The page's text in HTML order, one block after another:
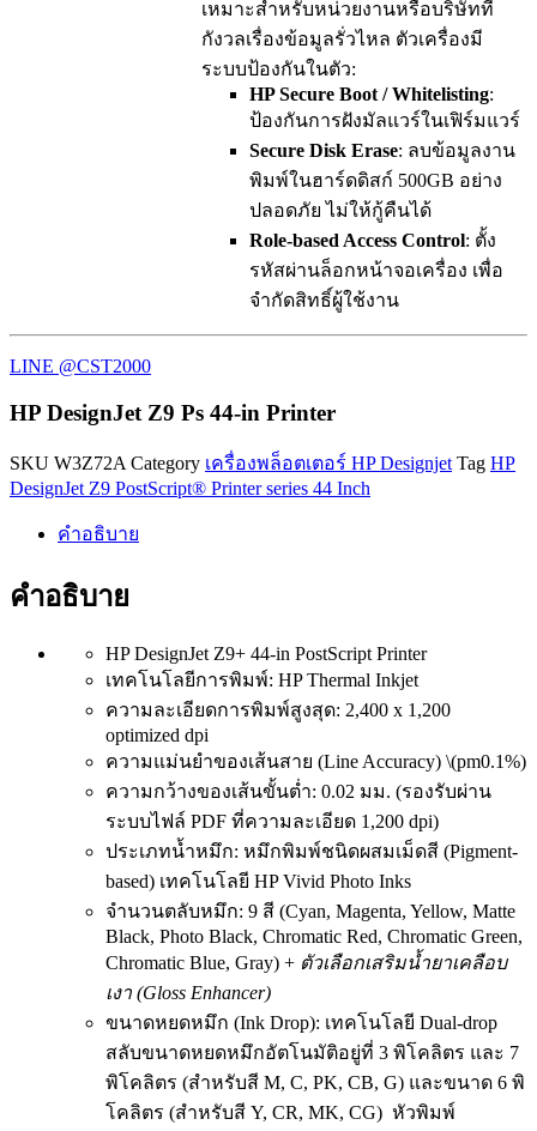
เหมาะสำหรับหน่วยงานหรือบริษัทที่
กังวลเรื่องข้อมูลรั่วไหล ตัวเครื่องมี
ระบบป้องกันในตัว:
HP Secure Boot / Whitelisting:
ป้องกันการฝังมัลแวร์ในเฟิร์มแวร์
Secure Disk Erase: ลบข้อมูลงาน
พิมพ์ในฮาร์ดดิสก์ 500GB อย่าง
ปลอดภัย ไม่ให้กู้คืนได้
Role-based Access Control: ตั้ง
รหัสผ่านล็อกหน้าจอเครื่อง เพื่อ
จำกัดสิทธิ์ผู้ใช้งาน
LINE @CST2000
HP DesignJet Z9 Ps 44-in Printer
SKU W3Z72A Category เครื่องพล็อตเตอร์ HP Designjet Tag HP
DesignJet Z9 PostScript® Printer series 44 Inch
คำอธิบาย
คำอธิบาย
HP DesignJet Z9+ 44-in PostScript Printer
เทคโนโลยีการพิมพ์: HP Thermal Inkjet
ความละเอียดการพิมพ์สูงสุด: 2,400 x 1,200
optimized dpi
ความแม่นยำของเส้นสาย (Line Accuracy) \(pm0.1%)
ความกว้างของเส้นขั้นต่ำ: 0.02 มม. (รองรับผ่าน
ระบบไฟล์ PDF ที่ความละเอียด 1,200 dpi)
ประเภทน้ำหมึก: หมึกพิมพ์ชนิดผสมเม็ดสี (Pigment-
based) เทคโนโลยี HP Vivid Photo Inks
จำนวนตลับหมึก: 9 สี (Cyan, Magenta, Yellow, Matte
Black, Photo Black, Chromatic Red, Chromatic Green,
Chromatic Blue, Gray) + ตัวเลือกเสริมน้ำยาเคลือบ
เงา (Gloss Enhancer)
ขนาดหยดหมึก (Ink Drop): เทคโนโลยี Dual-drop
สลับขนาดหยดหมึกอัตโนมัติอยู่ที่ 3 พิโคลิตร และ 7
พิโคลิตร (สำหรับสี M, C, PK, CB, G) และขนาด 6 พิ
โคลิตร (สำหรับสี Y, CR, MK, CG) หัวพิมพ์